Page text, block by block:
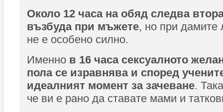
Около 12 часа на обяд следва
възбуда при мъжете, но при дамите
не е особено силно.
Именно в 16 часа сексуалното
пола се изравнява и според
идеалният момент за зачеване.
че ви е рано да ставате мами и